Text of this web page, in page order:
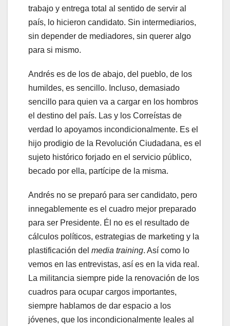
trabajo y entrega total al sentido de servir al
país, lo hicieron candidato. Sin intermediarios,
sin depender de mediadores, sin querer algo
para si mismo.
Andrés es de los de abajo, del pueblo, de los
humildes, es sencillo. Incluso, demasiado
sencillo para quien va a cargar en los hombros
el destino del país. Las y los Correístas de
verdad lo apoyamos incondicionalmente. Es el
hijo prodigio de la Revolución Ciudadana, es el
sujeto histórico forjado en el servicio público,
becado por ella, partícipe de la misma.
Andrés no se preparó para ser candidato, pero
innegablemente es el cuadro mejor preparado
para ser Presidente. Él no es el resultado de
cálculos políticos, estrategias de marketing y la
plastificación del media training. Así como lo
vemos en las entrevistas, así es en la vida real.
La militancia siempre pide la renovación de los
cuadros para ocupar cargos importantes,
siempre hablamos de dar espacio a los
jóvenes, que los incondicionalmente leales al